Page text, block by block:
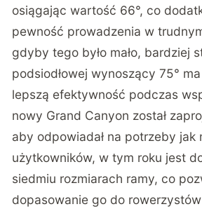
osiągając wartość 66°, co
pewność prowadzenia w
gdyby tego było mało, bardziej
podsiodłowej wynoszący 75°
lepszą efektywność podczas
nowy Grand Canyon został
aby odpowiadał na potrzeby jak
użytkowników, w tym roku jest
siedmiu rozmiarach ramy, co
dopasowanie go do